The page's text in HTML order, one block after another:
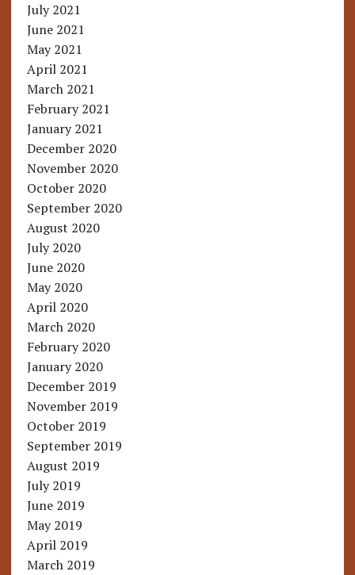
July 2021
June 2021
May 2021
April 2021
March 2021
February 2021
January 2021
December 2020
November 2020
October 2020
September 2020
August 2020
July 2020
June 2020
May 2020
April 2020
March 2020
February 2020
January 2020
December 2019
November 2019
October 2019
September 2019
August 2019
July 2019
June 2019
May 2019
April 2019
March 2019